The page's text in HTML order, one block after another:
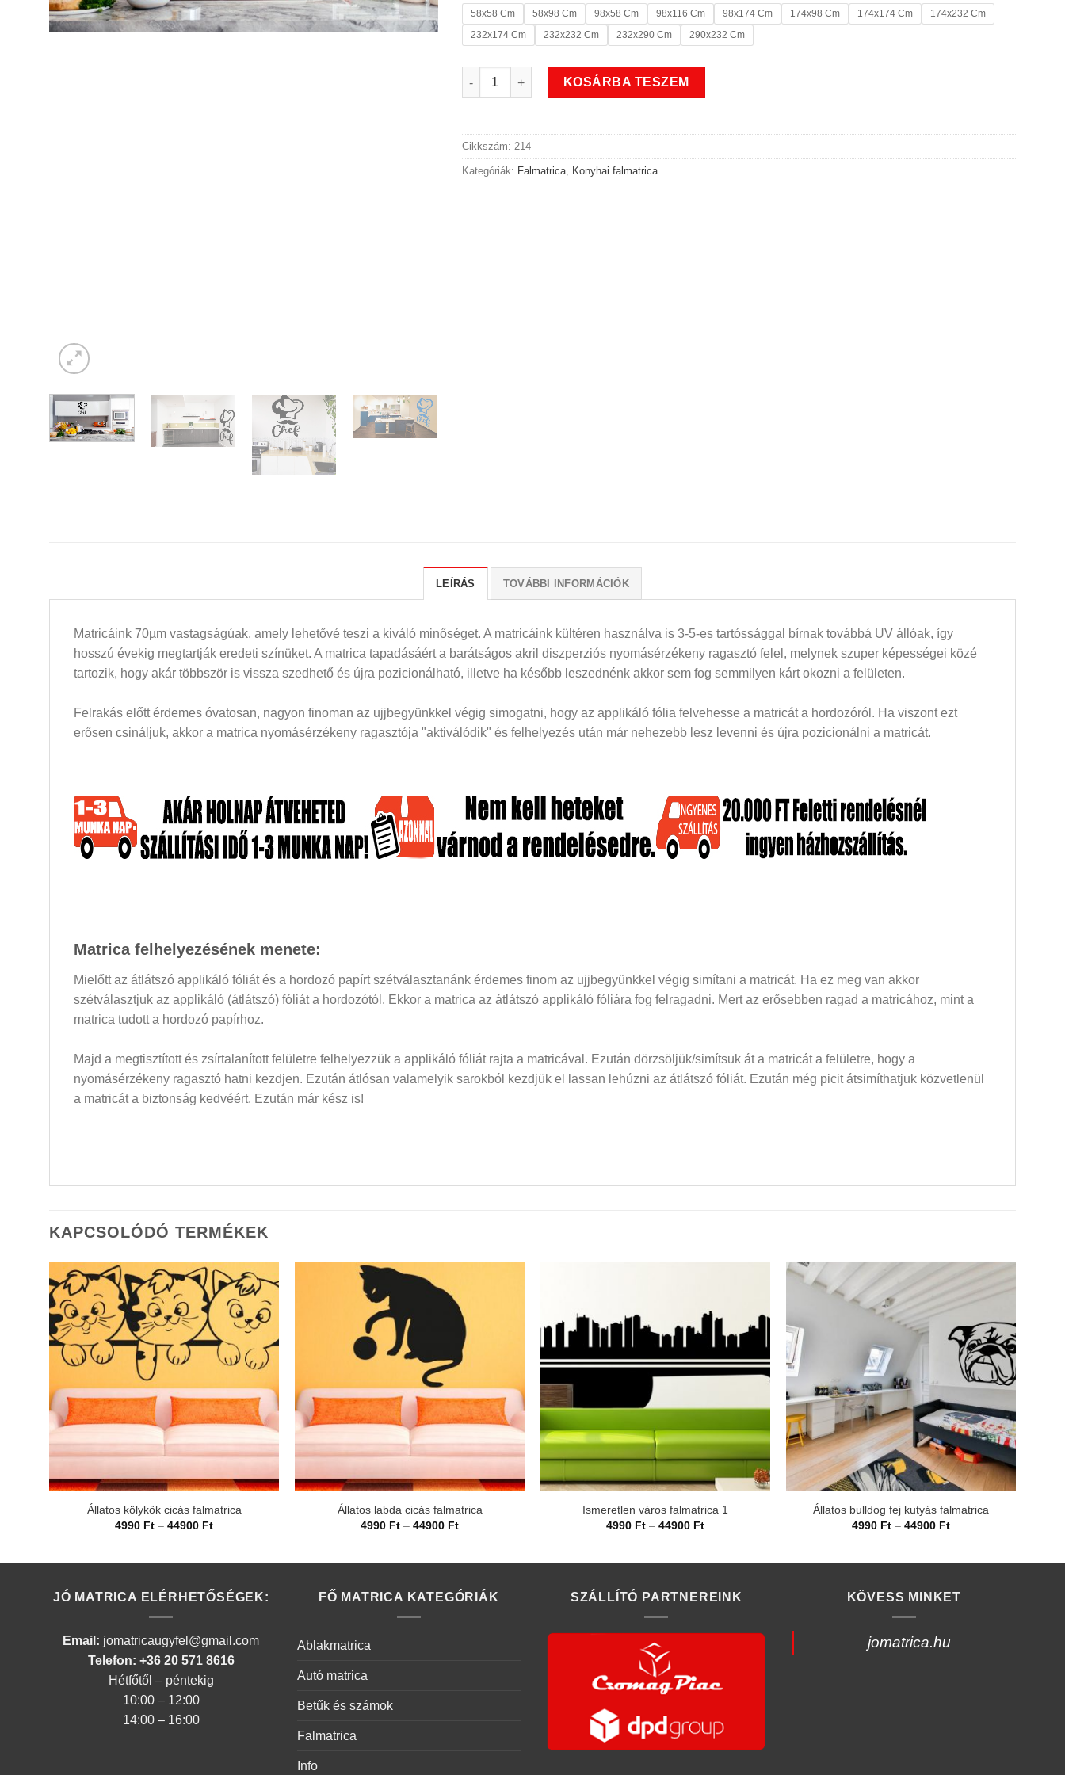
58x58 Cm 58x98 Cm 98x58 Cm 98x116 Cm 98x174 Cm 174x98 Cm 174x174 Cm
174x232 Cm
232x174 Cm
232x232 Cm 232x290 Cm 290x232 Cm
Apa főz konyhai falmatrica mennyiség
KOSÁRBA TESZEM
Cikkszám: 214
Kategóriák: Falmatrica, Konyhai falmatrica
LEÍRÁS TOVÁBBI INFORMÁCIÓK
Matricáink 70µm vastagságúak, amely lehetővé teszi a kiváló minőséget. A matricáink kültéren használva is 3-5-es tartóssággal bírnak továbbá UV állóak, így
hosszú évekig megtartják eredeti színüket. A matrica tapadásáért a barátságos akril diszperziós nyomásérzékeny ragasztó felel, melynek szuper képességei közé
tartozik, hogy akár többször is vissza szedhető és újra pozicionálható, illetve ha később leszednénk akkor sem fog semmilyen kárt okozni a felületen.
Felrakás előtt érdemes óvatosan, nagyon finoman az ujjbegyünkkel végig simogatni, hogy az applikáló fólia felvehesse a matricát a hordozóról. Ha viszont ezt
erősen csináljuk, akkor a matrica nyomásérzékeny ragasztója "aktiválódik" és felhelyezés után már nehezebb lesz levenni és újra pozicionálni a matricát.
Matrica felhelyezésének menete:
Mielőtt az átlátszó applikáló fóliát és a hordozó papírt szétválasztanánk érdemes finom az ujjbegyünkkel végig simítani a matricát. Ha ez meg van akkor
szétválasztjuk az applikáló (átlátszó) fóliát a hordozótól. Ekkor a matrica az átlátszó applikáló fóliára fog felragadni. Mert az erősebben ragad a matricához, mint a
matrica tudott a hordozó papírhoz.
Majd a megtisztított és zsírtalanított felületre felhelyezzük a applikáló fóliát rajta a matricával. Ezután dörzsöljük/simítsuk át a matricát a felületre, hogy a
nyomásérzékeny ragasztó hatni kezdjen. Ezután átlósan valamelyik sarokból kezdjük el lassan lehúzni az átlátszó fóliát. Ezután még picit átsimíthatjuk közvetlenül
a matricát a biztonság kedvéért. Ezután már kész is!
KAPCSOLÓDÓ TERMÉKEK
Állatos kölykök cicás falmatrica
4990 Ft – 44900 FtÁrtartomány:
Állatos labda cicás falmatrica
4990 Ft – 44900 FtÁrtartomány:
Ismeretlen város falmatrica 1
4990 Ft – 44900 FtÁrtartomány:
Állatos bulldog fej kutyás falmatrica
4990 Ft – 44900 FtÁrtartomány:
JÓ MATRICA ELÉRHETŐSÉGEK:
Email: jomatricaugyfel@gmail.com
Telefon: +36 20 571 8616
Hétfőtől – péntekig
10:00 – 12:00
14:00 – 16:00
FŐ MATRICA KATEGÓRIÁK
Ablakmatrica
Autó matrica
Betűk és számok
Falmatrica
Info
SZÁLLÍTÓ PARTNEREINK KÖVESS MINKET
jomatrica.hu